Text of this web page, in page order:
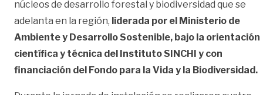
núcleos de desarrollo forestal y biodiversidad que se
adelanta en la región, liderada por el Ministerio de
Ambiente y Desarrollo Sostenible, bajo la orientación
científica y técnica del Instituto SINCHI y con
financiación del Fondo para la Vida y la Biodiversidad.